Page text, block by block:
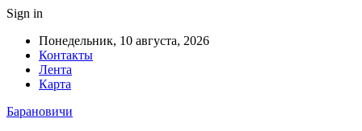
Sign in
Понедельник, 10 августа, 2026
Контакты
Лента
Карта
Барановичи